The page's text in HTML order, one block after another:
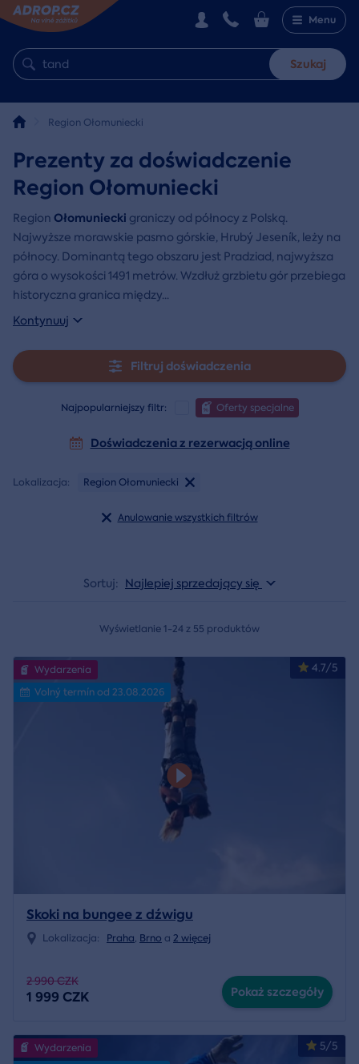
Menu
Szukaj
Region Ołomuniecki
Prezenty za doświadczenie
Region Ołomuniecki
Region Ołomuniecki graniczy od północy z Polską.
Najwyższe morawskie pasmo górskie, Hrubý Jeseník, leży na
północy. Dominantą tego obszaru jest Pradziad, najwyższa
góra o wysokości 1491 metrów. Wzdłuż grzbietu gór przebiega
historyczna granica między...
Kontynuuj
Filtruj doświadczenia
Najpopularniejszy filtr: Oferty specjalne
Doświadczenia z rezerwacją online
Lokalizacja: Region Ołomuniecki
Anulowanie wszystkich filtrów
Sortuj: Najlepiej sprzedający się
Wyświetlanie 1-24 z 55 produktów
4.7/5
Wydarzenia
Volný termín od 23.08.2026
Skoki na bungee z dźwigu
Lokalizacja: Praha, Brno a 2 więcej
2 990 CZK
1 999 CZK Pokaż szczegóły
5/5
Wydarzenia